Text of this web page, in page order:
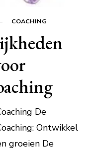
COACHING
De
Ontwikkel
groeien De